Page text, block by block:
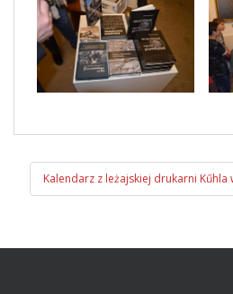
Zobacz wpisy
Kalendarz z leżajskiej drukarni Kűhla